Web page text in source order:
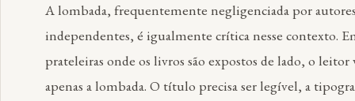
A lombada, frequentemente negligenciada por
independentes, é igualmente crítica nesse contexto.
prateleiras onde os livros são expostos de lado, o leitor
apenas a lombada. O título precisa ser legível, a